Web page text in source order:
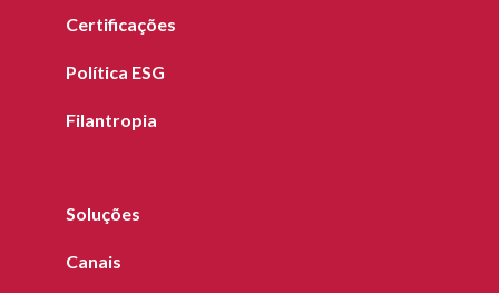
Certificações
Política ESG
Filantropia
Soluções
Canais